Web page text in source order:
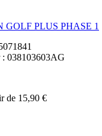
GOLF PLUS PHASE 1
: 038103603AG
de 15,90 €